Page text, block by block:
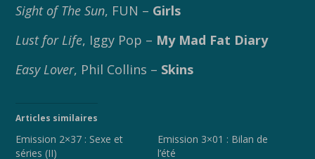
Sight of The Sun, FUN – Girls
Lust for Life, Iggy Pop – My Mad Fat Diary
Easy Lover, Phil Collins – Skins
Articles similaires
Emission 2×37 : Sexe et
séries (II)
Emission 3×01 : Bilan de
l’été